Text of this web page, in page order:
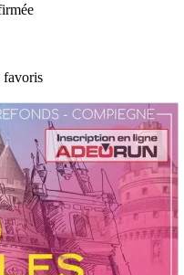
favoris